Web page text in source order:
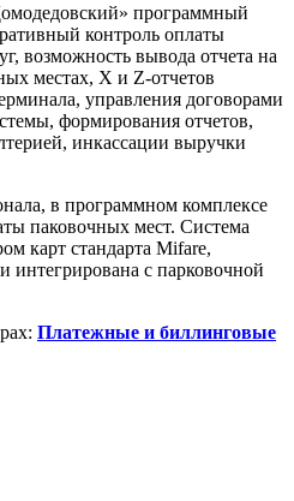
программный
контроль оплаты
возможность вывода отчета на
местах, X и Z-отчетов
управления договорами
формирования отчетов,
инкассации выручки
в программном комплексе
паковочных мест. Система
карт стандарта Mifare,
интегрирована с парковочной
Платежные и биллинговые